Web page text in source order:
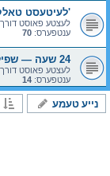
'לעיטעסט
לעצטע פאוסט דורך
ענטפערס: 70
24 שעה — שפיל אין ארץ ישראל
לעצטע פאוסט דורך
ענטפערס: 14
נייע טעמע